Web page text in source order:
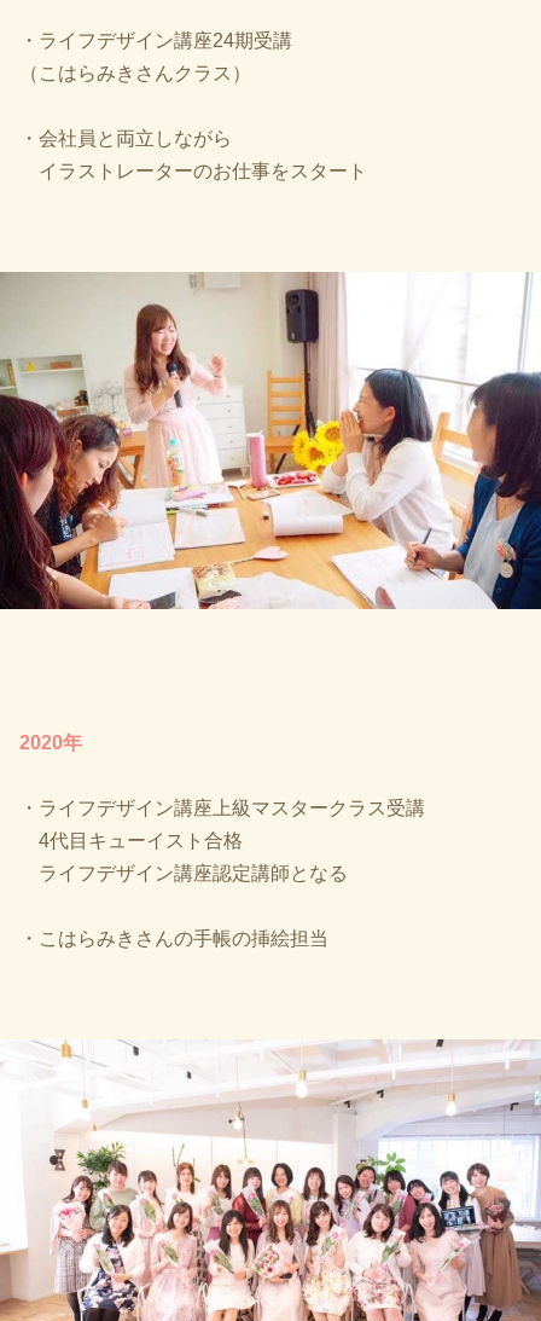
・ライフデザイン講座24期受講
（こはらみきさんクラス）
・会社員と両立しながら
イラストレーターのお仕事をスタート
2020年
・ライフデザイン講座上級マスタークラス受講
4代目キューイスト合格
ライフデザイン講座認定講師となる
・こはらみきさんの手帳の挿絵担当